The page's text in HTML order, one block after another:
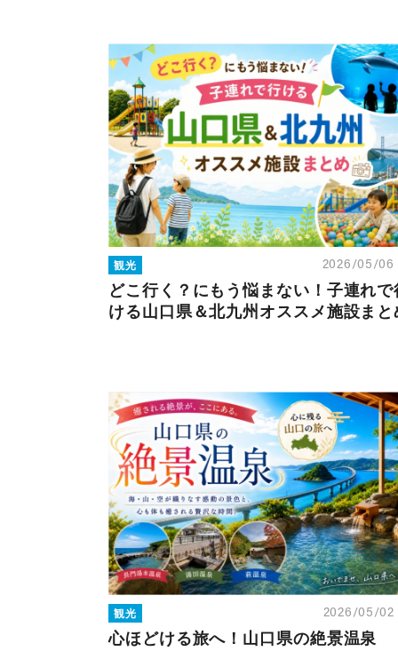
観光 2026/05/06
どこ行く？にもう悩まない！子連れで
ける山口県＆北九州オススメ施設まと
観光 2026/05/02
心ほどける旅へ！山口県の絶景温泉